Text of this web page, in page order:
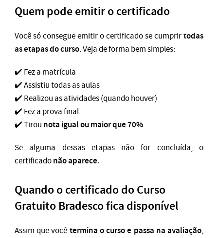
Quem pode emitir o certificado
Você só consegue emitir o certificado se cumprirtodas
as etapas do curso. Veja de forma bem simples:
✔️ Fez a matrícula
✔️ Assistiu todas as aulas
✔️ Realizou as atividades (quando houver)
✔️ Fez a prova final
✔️ Tirou nota igual ou maior que 70%
Se alguma dessas etapas não for concluída, o
certificadonão aparece.
Quando o certificado do Curso
Gratuito Bradesco fica disponível
Assim que você termina o curso e passa na avaliação,